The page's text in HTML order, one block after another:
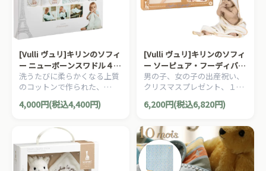
[Vulli ヴュリ]キリンのソフィ
ー ニューボーンスワドル４枚
セット
洗うたびに柔らかくなる上質
のコットンで作られた、
70×70cmの使いやすいサイ
ズのおくるみ（スワドル）４
4,000円(税込4,400円)
[Vulli ヴュリ]キリンのソフィ
ー ソーピュア・フーディバス
タオル
男の子、女の子の出産祝い、
クリスマスプレゼント、１歳
の誕生日にオススメ、赤ちゃ
んにも地球にも優しいキリン
ーズです。
6,200円(税込6,820円)